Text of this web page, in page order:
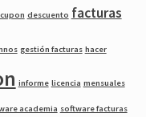
cupon descuento facturas
gestión facturas hacer
informe licencia mensuales
academia software facturas